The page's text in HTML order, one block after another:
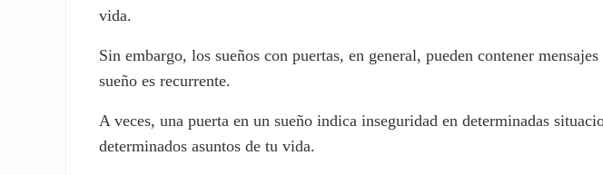
vida.
Sin embargo, los sueños con puertas, en general, pueden contener
sueño es recurrente.
A veces, una puerta en un sueño indica inseguridad en determinadas
determinados asuntos de tu vida.